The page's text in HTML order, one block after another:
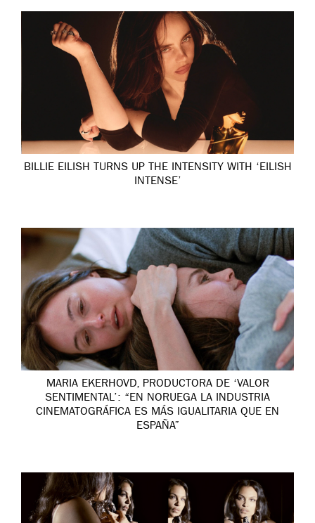
BILLIE EILISH TURNS UP THE INTENSITY WITH ‘EILISH
INTENSE’
MARIA EKERHOVD, PRODUCTORA DE ‘VALOR
SENTIMENTAL’: “EN NORUEGA LA INDUSTRIA
CINEMATOGRÁFICA ES MÁS IGUALITARIA QUE EN
ESPAÑA”